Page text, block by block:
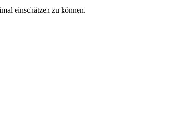
einschätzen zu können.